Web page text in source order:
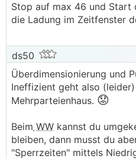
Stop auf max 46 und Start
die Ladung im Zeitfenster
ds50
Überdimensionierung und
Ineffizient geht also
Mehrparteienhaus. 😟
Beim WW kannst du
bleiben, dann musst du
"Sperrzeiten" mittels